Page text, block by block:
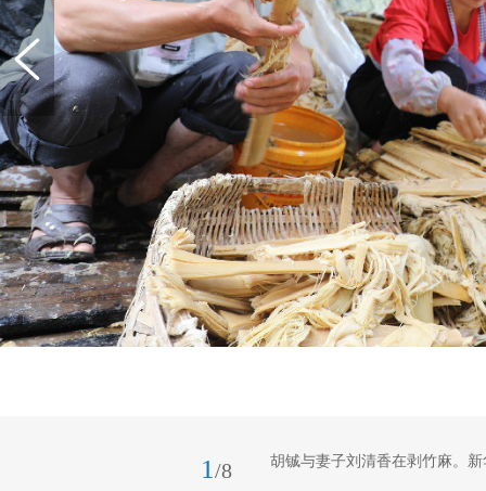
1 /8 胡铖与妻子刘清香在剥竹麻。